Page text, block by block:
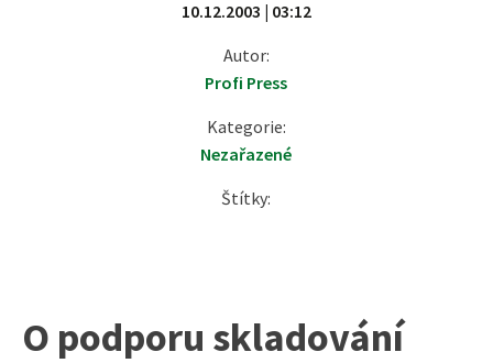
10.12.2003 | 03:12
Autor:
Profi Press
Kategorie:
Nezařazené
Štítky:
O podporu skladování